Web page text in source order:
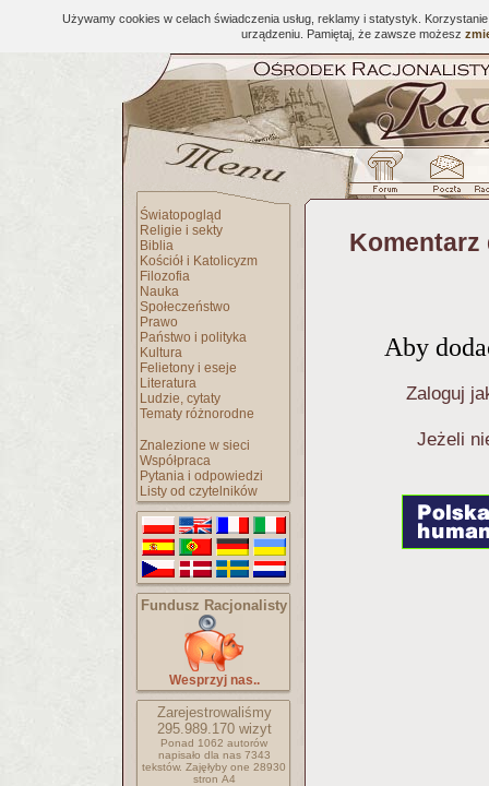
Używamy cookies w celach świadczenia usług, reklamy i statystyk.
urządzeniu. Pamiętaj, że zawsze możesz
Światopogląd
Religie i sekty
Biblia
Kościół i Katolicyzm
Filozofia
Nauka
Społeczeństwo
Prawo
Państwo i polityka
Kultura
Felietony i eseje
Literatura
Ludzie, cytaty
Tematy różnorodne
Znalezione w sieci
Współpraca
Pytania i odpowiedzi
Listy od czytelników
Fundusz Racjonalisty
Wesprzyj nas..
Zarejestrowaliśmy
295.989.170wizyt
Ponad 1062 autorów
napisało dla nas 7343
tekstów. Zajęłyby one 28930
stron A4
Aby
Zaloguj
Jeżeli